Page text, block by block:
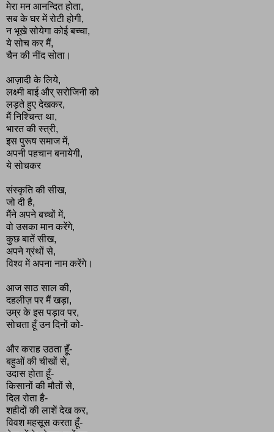
मेरा मन आनन्दित होता,
सब के घर में रोटी होगी,
न भूखे सोयेगा कोई बच्चा,
ये सोच कर मैं,
चैन की नींद सोता।
आज़ादी के लिये,
लक्ष्मी बाई और् सरोजिनी को
लड़ते हुए देखकर,
मैं निश्चिन्त था,
भारत की स्त्री,
इस पुरूष समाज में,
अपनी पहचान बनायेगी,
ये सोचकर
संस्कृति की सीख,
जो दी है,
मैंने अपने बच्चों में,
वो उसका मान करेंगे,
कुछ बातें सीख,
अपने ग्रंथों से,
विश्व में अपना नाम करेंगे।
आज साठ साल की,
दहलीज़ पर मैं खड़ा,
उम्र के इस पड़ाव पर,
सोचता हूँ उन दिनों को-
और कराह उठता हूँ-
बहुओं की चीखों से,
उदास होता हूँ-
किसानों की मौतों से,
दिल रोता है-
शहीदों की लाशें देख कर,
विवश महसूस करता हूँ-